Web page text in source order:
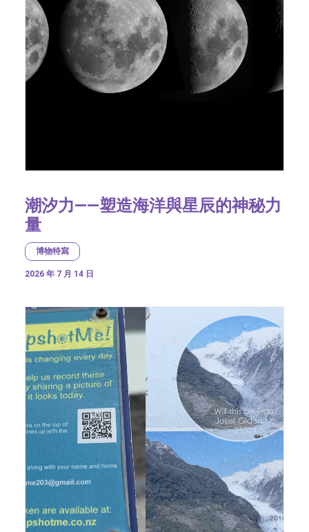
潮汐力——塑造海洋與星辰的神秘力
量
博物特寫
2026 年 7 月 14 日